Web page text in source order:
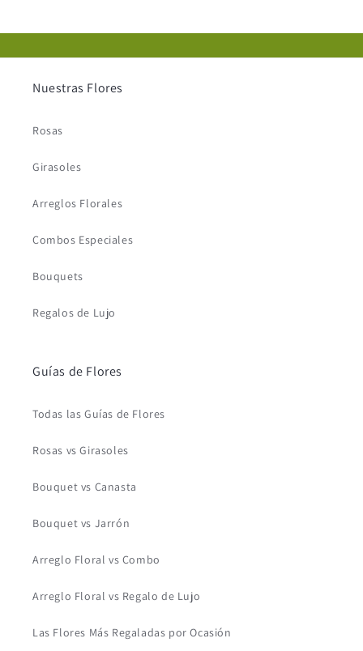
Nuestras Flores
Rosas
Girasoles
Arreglos Florales
Combos Especiales
Bouquets
Regalos de Lujo
Guías de Flores
Todas las Guías de Flores
Rosas vs Girasoles
Bouquet vs Canasta
Bouquet vs Jarrón
Arreglo Floral vs Combo
Arreglo Floral vs Regalo de Lujo
Las Flores Más Regaladas por Ocasión